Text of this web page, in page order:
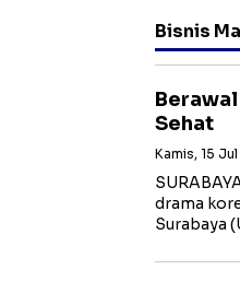
Bisnis
Sehat
Kamis, 15
drama
Surabaya